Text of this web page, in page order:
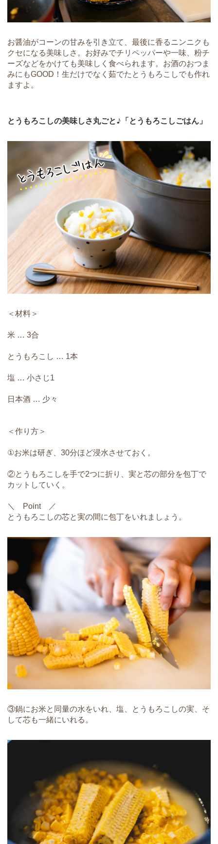
お醤油がコーンの甘みを引き立て、最後に香るニンニクも
クセになる美味しさ。お好みでチリペッパーや一味、粉チ
ーズなどをかけても美味しく食べられます。お酒のおつま
みにもGOOD！生だけでなく茹でたとうもろこしでも作れ
ますよ。
とうもろこしの美味しさ丸ごと♪「とうもろこしごはん」
＜材料＞
米 … 3合
とうもろこし … 1本
塩 … 小さじ1
日本酒 … 少々
＜作り方＞
①お米は研ぎ、30分ほど浸水させておく。
②とうもろこしを手で2つに折り、実と芯の部分を包丁で
カットしていく。
＼ Point ／
とうもろこしの芯と実の間に包丁をいれましょう。
③鍋にお米と同量の水をいれ、塩、とうもろこしの実、そ
して芯も一緒にいれる。